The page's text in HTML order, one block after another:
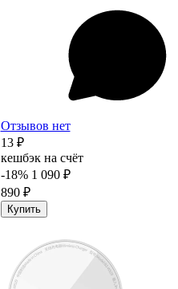
Отзывов нет
13 ₽
кешбэк на счёт
-18% 1 090 ₽
890 ₽
Купить